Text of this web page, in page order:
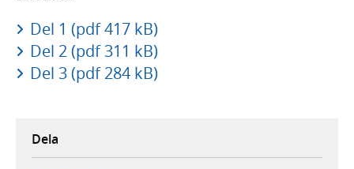
Del 1 (pdf 417 kB)
Del 2 (pdf 311 kB)
Del 3 (pdf 284 kB)
Dela